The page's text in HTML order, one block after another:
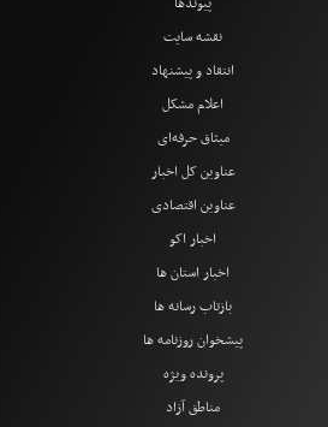
نقشه سایت
انتقاد و پیشنهاد
اعلام مشکل
میثاق حرفه‌ای
عناوین کل اخبار
عناوین اقتصادی
اخبار اکو
اخبار استان ها
بازتاب رسانه ها
پیشخوان روزنامه ها
پرونده ویژه
مناطق آزاد